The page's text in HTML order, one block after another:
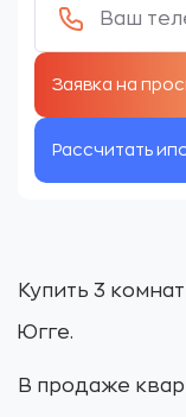
Рассчитать
Купить 3
Югге.
В продаже